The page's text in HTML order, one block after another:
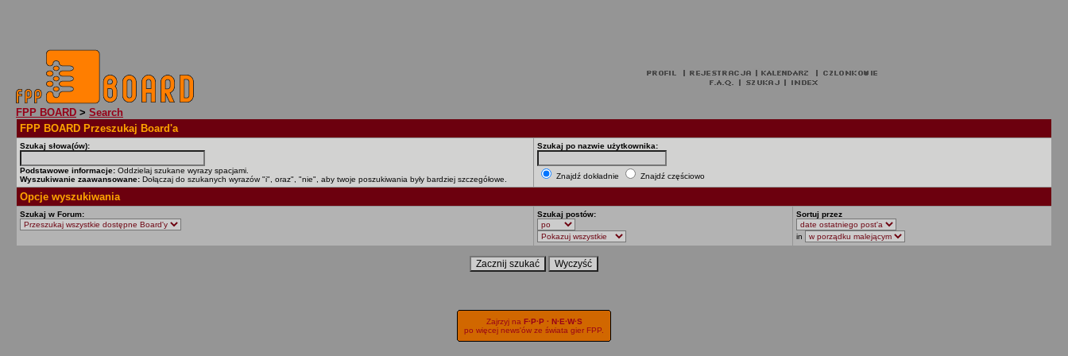
FPP BOARD > Search
FPP BOARD Przeszukaj Board'a
Szukaj słowa(ów):
Podstawowe informacje: Oddzielaj szukane wyrazy spacjami.
Wyszukiwanie zaawansowane: Dołączaj do szukanych wyrazów "i", oraz", "nie", aby twoje poszukiwania były bardziej szczegółowe.
Szukaj po nazwie użytkownika:
Znajdź dokładnie Znajdź częściowo
Opcje wyszukiwania
Szukaj w Forum: Szukaj postów: Sortuj przez
in
Zajrzyj na F·P·P · N·E·W·S
po więcej news'ów ze świata gier FPP.